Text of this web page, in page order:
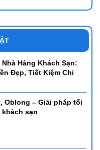
Hàng Khách Sạn:
Đẹp, Tiết Kiệm Chi
Oblong – Giải pháp tối
sạn